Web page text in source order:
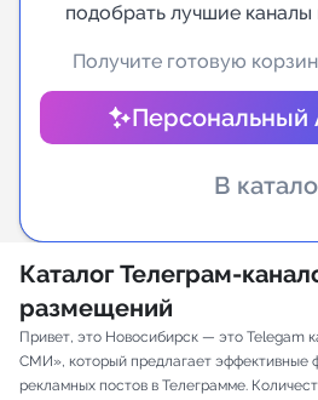
Индивидуальное
Аналитика Telegram
подобрать лучшие
Получите готовую
Персональный
В
Каталог Телеграм-
размещений
Привет, это Новосибирск — это Telegam
СМИ», который предлагает эффективные
рекламных постов в Телеграмме.